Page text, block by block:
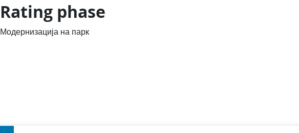
Rating phase
Модернизација на парк